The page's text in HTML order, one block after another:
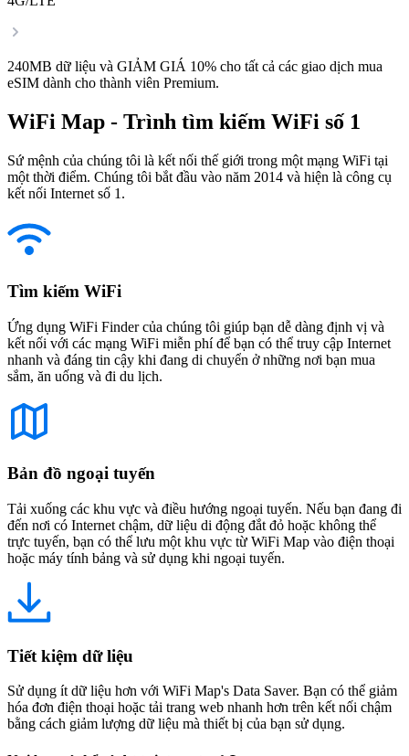
240MB dữ liệu và GIẢM GIÁ 10% cho tất cả các giao dịch mua
eSIM dành cho thành viên Premium.
WiFi Map - Trình tìm kiếm WiFi số 1
Sứ mệnh của chúng tôi là kết nối thế giới trong một mạng WiFi tại
một thời điểm. Chúng tôi bắt đầu vào năm 2014 và hiện là công cụ
kết nối Internet số 1.
Tìm kiếm WiFi
Ứng dụng WiFi Finder của chúng tôi giúp bạn dễ dàng định vị và
kết nối với các mạng WiFi miễn phí để bạn có thể truy cập Internet
nhanh và đáng tin cậy khi đang di chuyển ở những nơi bạn mua
sắm, ăn uống và đi du lịch.
Bản đồ ngoại tuyến
Tải xuống các khu vực và điều hướng ngoại tuyến. Nếu bạn đang đi
đến nơi có Internet chậm, dữ liệu di động đắt đỏ hoặc không thể
trực tuyến, bạn có thể lưu một khu vực từ WiFi Map vào điện thoại
hoặc máy tính bảng và sử dụng khi ngoại tuyến.
Tiết kiệm dữ liệu
Sử dụng ít dữ liệu hơn với WiFi Map's Data Saver. Bạn có thể giảm
hóa đơn điện thoại hoặc tải trang web nhanh hơn trên kết nối chậm
bằng cách giảm lượng dữ liệu mà thiết bị của bạn sử dụng.